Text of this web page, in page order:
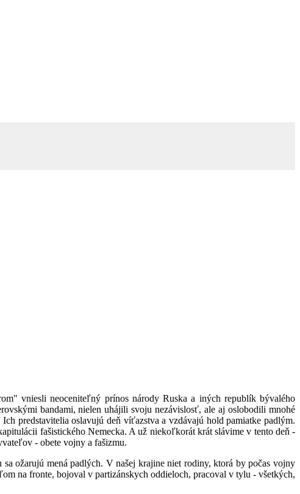
vniesli neoceniteľný prínos národy Ruska a iných republík bývalého
bandami, nielen uhájili svoju nezávislosť, ale aj oslobodili mnohé
predstavitelia oslavujú deň víťazstva a vzdávajú hold pamiatke padlým.
fašistického Nemecka. A už niekoľkorát krát slávime v tento deň -
- obete vojny a fašizmu.
ožarujú mená padlých. V našej krajine niet rodiny, ktorá by počas vojny
na fronte, bojoval v partizánskych oddieloch, pracoval v tylu - všetkých,